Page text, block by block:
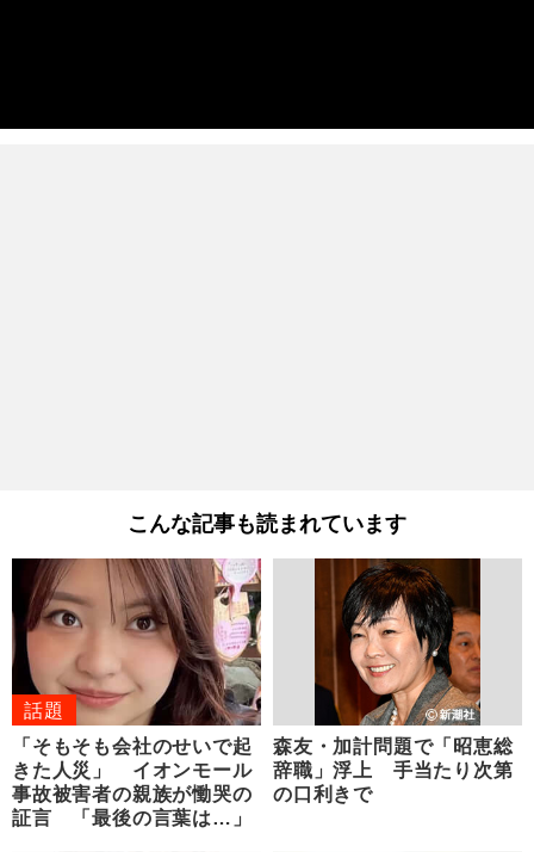
こんな記事も読まれています
話題
「そもそも会社のせいで起
きた人災」 イオンモール
事故被害者の親族が慟哭の
証言 「最後の言葉は…」
森友・加計問題で「昭恵総
辞職」浮上 手当たり次第
の口利きで